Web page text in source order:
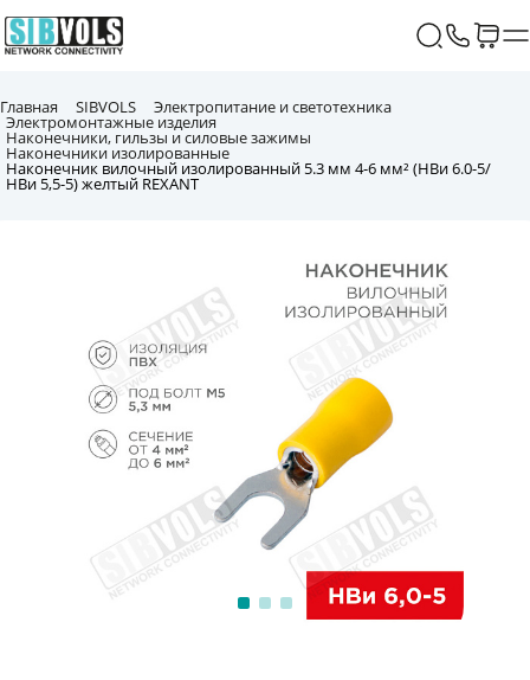
Главная SIBVOLS Электропитание и светотехника
Электромонтажные изделия
Наконечники, гильзы и силовые зажимы
Наконечники изолированные
Наконечник вилочный изолированный 5.3 мм 4-6 мм² (НВи 6.0-5/
НВи 5,5-5) желтый REXANT